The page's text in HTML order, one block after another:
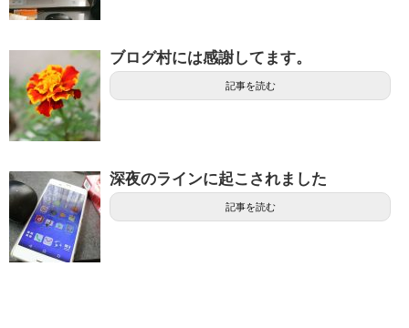
ブログ村には感謝してます。
記事を読む
深夜のラインに起こされました
記事を読む